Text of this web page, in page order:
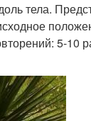
тела.
5-10